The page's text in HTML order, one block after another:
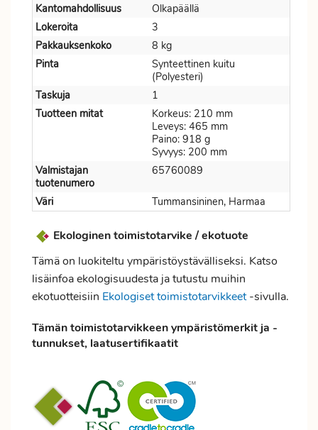
Kantomahdollisuus
Olkapäällä
Lokeroita
3
Pakkauksenkoko
8 kg
Pinta
Synteettinen kuitu
(Polyesteri)
Taskuja
1
Tuotteen mitat
Korkeus: 210 mm
Leveys: 465 mm
Paino: 918 g
Syvyys: 200 mm
Valmistajan
tuotenumero
65760089
Väri Tummansininen, Harmaa
Ekologinen toimistotarvike / ekotuote
Tämä on luokiteltu ympäristöystävälliseksi. Katso
lisäinfoa ekologisuudesta ja tutustu muihin
ekotuotteisiin Ekologiset toimistotarvikkeet-sivulla.
Tämän toimistotarvikkeen ympäristömerkit ja -
tunnukset, laatusertifikaatit